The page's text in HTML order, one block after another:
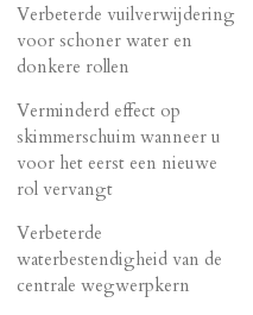
Verbeterde vuilverwijdering
voor schoner water en
donkere rollen
Verminderd effect op
skimmerschuim wanneer u
voor het eerst een nieuwe
rol vervangt
Verbeterde
waterbestendigheid van de
centrale wegwerpkern